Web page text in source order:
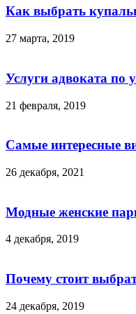
Как выбрать
27 марта, 2019
Услуги адвоката по
21 февраля, 2019
Самые интересные
26 декабря, 2021
Модные женские
4 декабря, 2019
Почему стоит
24 декабря, 2019